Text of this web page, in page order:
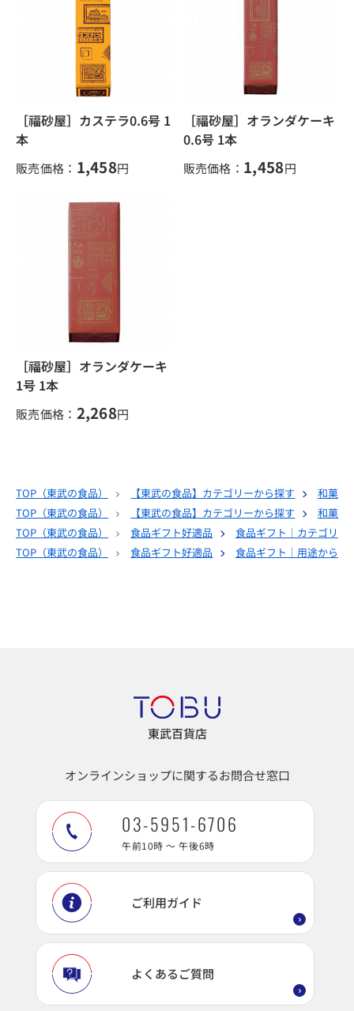
［福砂屋］カステラ0.6号 1
本
販売価格： 1,458円
［福砂屋］オランダケーキ
0.6号 1本
販売価格： 1,458円
［福砂屋］オランダケーキ
1号 1本
販売価格： 2,268円
TOP（東武の食品） 【東武の食品】カテゴリーから探す
和菓子
TOP（東武の食品） 【東武の食品】カテゴリーから探す
和菓子
TOP（東武の食品） 食品ギフト好適品
食品ギフト｜カテゴリー
TOP（東武の食品） 食品ギフト好適品 食品ギフト｜用途から選
東武百貨店
オンラインショップに関するお問合せ窓口
03-5951-6706
午前10時 ～ 午後6時
ご利用ガイド
よくあるご質問